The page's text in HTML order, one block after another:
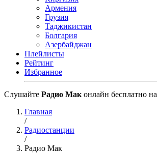
Армения
Грузия
Таджикистан
Болгария
Азербайджан
Плейлисты
Рейтинг
Избранное
Cлушайте Радио Мак онлайн бесплатно на
Главная
/
Радиостанции
/
Радио Мак